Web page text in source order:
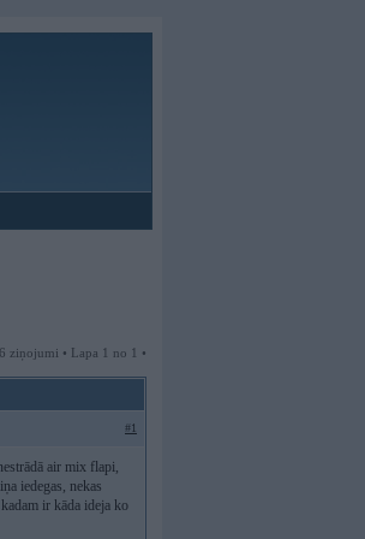
6 ziņojumi • Lapa 1 no 1 •
#1
air mix flapi,
iedegas, nekas
ir kāda ideja ko